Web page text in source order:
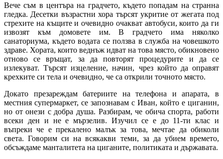
Вече съм в центъра на градчето, където попадам на странна
гледка. Десетки възрастни хора търсят укритие от жегата под
стрехите на къщите и очевидно очакват автобуси, които да ги
извозят към домовете им. В градчето има няколко
санаториума, където водата се ползва в служба на човешкото
здраве. Хората, които веднъж идват на това място, обикновено
отново се връщат, за да повторят процедурите и да се
излекуват. Търсят изцеление, начин, чрез който да оправят
крехките си тела и очевидно, че са открили точното място.
Докато презареждам батериите на телефона и апарата, в
местния супермаркет, се запознавам с Иван, който е циганин,
но от онези с добра душа. Разбирам, че обича спорта, работи
всеки ден и не е мързелив. Изучил се е до 11-ти клас и
въпреки че е прекалено малък за това, мечтае да обиколи
света. Говорим си на всякакви теми, за да убием времето,
обсъждаме манталитета на циганите, политиката и държавата.